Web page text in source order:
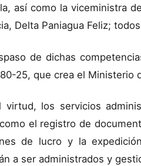
así como la viceministra
Delta Paniagua Feliz;
de dichas
25, que crea el Ministerio
virtud, los servicios
el registro de
de lucro y la
a ser administrados y